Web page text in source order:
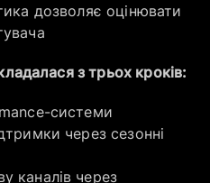
дозволяє оцінювати
з трьох кроків:
системи
через сезонні
каналів через